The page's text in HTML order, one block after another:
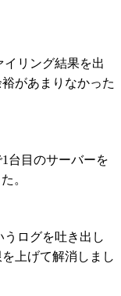
リング結果を出
があまりなかった
台目のサーバーを
。
うログを吐き出し
上げて解消しまし